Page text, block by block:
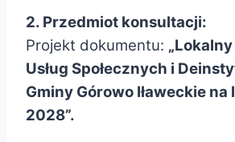
2. Przedmiot konsultacji:
Projekt dokumentu:
Usług Społecznych i
Gminy Górowo Iławeckie
2028”.